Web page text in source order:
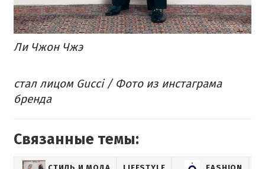
Ли Чжон Чжэ
стал лицом Gucci / Фото из инстаграма
бренда
Связанные темы: